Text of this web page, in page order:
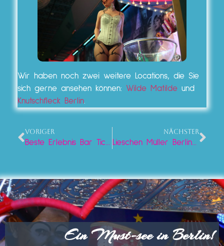
Wir haben noch zwei weitere Locations, die Sie
sich gerne ansehen können: Wilde Matilde und
Knutschfleck Berlin.
VORIGER
Beste Erlebnis Bar Tickets Gutscheine Berlin: Lieschen Müller Erlebnis
NÄCHSTER
Lieschen Müller Berlin sucht dich: Kellner, Oberkellner & Servicekräfte (m/w/d) für Frühstück, Café, Mittag & Abend! du entscheidest!
Ein Must-see in Berlin!